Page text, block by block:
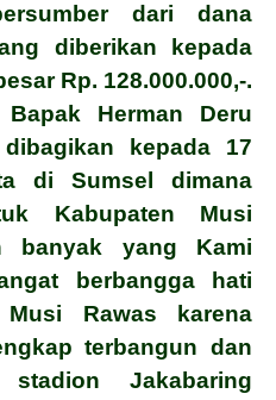
dari dana
diberikan kepada
Rp. 128.000.000,-.
Herman Deru
kepada 17
di Sumsel dimana
Kabupaten Musi
banyak yang Kami
berbangga hati
Musi Rawas karena
terbangun dan
stadion Jakabaring